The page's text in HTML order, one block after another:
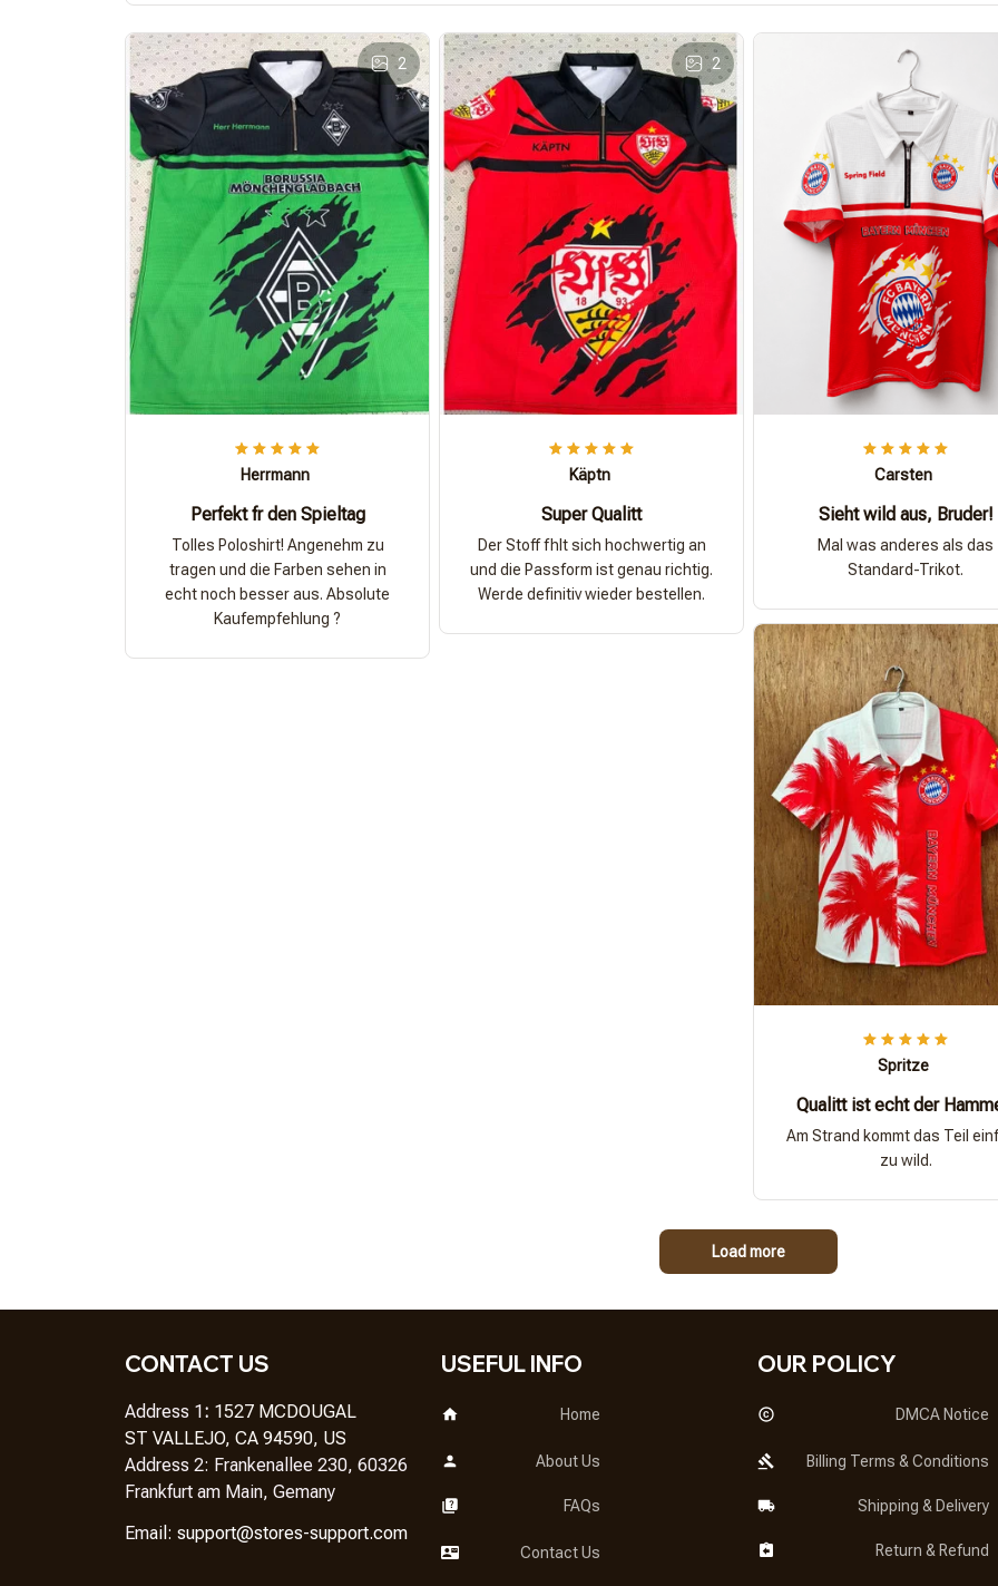
2
Herrmann
Perfekt fr den Spieltag
Tolles Poloshirt! Angenehm zu
tragen und die Farben sehen in
echt noch besser aus. Absolute
Kaufempfehlung ?
2
Käptn
Super Qualitt
Der Stoff fhlt sich hochwertig an
und die Passform ist genau richtig.
Werde definitiv wieder bestellen.
Carsten
Sieht wild aus, Bruder!
Mal was anderes als das
Standard-Trikot.
Spritze
Qualitt ist echt der
Am Strand kommt das Teil
zu wild.
Load more
CONTACT US
Address 1: 1527 MCDOUGAL
ST VALLEJO, CA 94590, US
Address 2: Frankenallee 230, 60326
Frankfurt am Main, Gemany
Email: support@stores-support.com
USEFUL INFO
Home
About Us
FAQs
Contact Us
OUR POLICY
DMCA Notice
Billing Terms & Conditions
Shipping & Delivery
Return & Refund